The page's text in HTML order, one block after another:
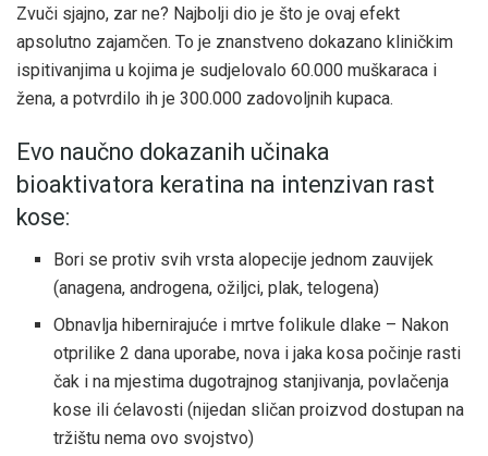
Zvuči sjajno, zar ne? Najbolji dio je što je ovaj efekt
apsolutno zajamčen. To je znanstveno dokazano kliničkim
ispitivanjima u kojima je sudjelovalo 60.000 muškaraca i
žena, a potvrdilo ih je 300.000 zadovoljnih kupaca.
Evo naučno dokazanih učinaka
bioaktivatora keratina na intenzivan rast
kose:
Bori se protiv svih vrsta alopecije jednom zauvijek
(anagena, androgena, ožiljci, plak, telogena)
Obnavlja hibernirajuće i mrtve folikule dlake – Nakon
otprilike 2 dana uporabe, nova i jaka kosa počinje rasti
čak i na mjestima dugotrajnog stanjivanja, povlačenja
kose ili ćelavosti (nijedan sličan proizvod dostupan na
tržištu nema ovo svojstvo)